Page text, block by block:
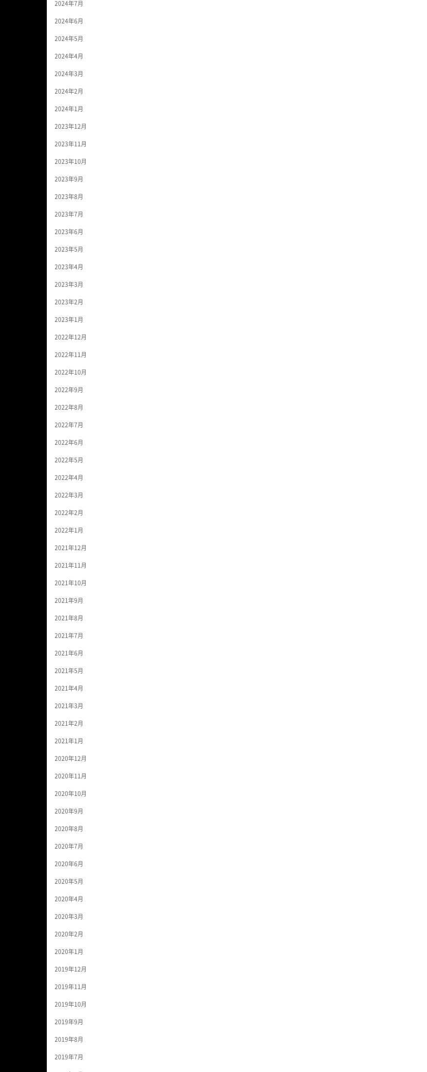
2024年7月
2024年6月
2024年5月
2024年4月
2024年3月
2024年2月
2024年1月
2023年12月
2023年11月
2023年10月
2023年9月
2023年8月
2023年7月
2023年6月
2023年5月
2023年4月
2023年3月
2023年2月
2023年1月
2022年12月
2022年11月
2022年10月
2022年9月
2022年8月
2022年7月
2022年6月
2022年5月
2022年4月
2022年3月
2022年2月
2022年1月
2021年12月
2021年11月
2021年10月
2021年9月
2021年8月
2021年7月
2021年6月
2021年5月
2021年4月
2021年3月
2021年2月
2021年1月
2020年12月
2020年11月
2020年10月
2020年9月
2020年8月
2020年7月
2020年6月
2020年5月
2020年4月
2020年3月
2020年2月
2020年1月
2019年12月
2019年11月
2019年10月
2019年9月
2019年8月
2019年7月